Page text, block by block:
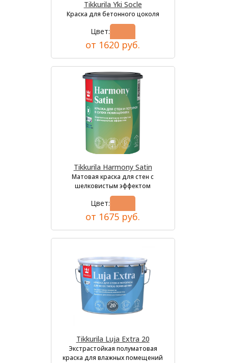
Tikkurila Yki Socle
Краска для бетонного цоколя
Цвет:
от 1620 руб.
Tikkurila Harmony Satin
Матовая краска для стен с
шелковистым эффектом
Цвет:
от 1675 руб.
Tikkurila Luja Extra 20
Экстрастойкая полуматовая
краска для влажных помещений